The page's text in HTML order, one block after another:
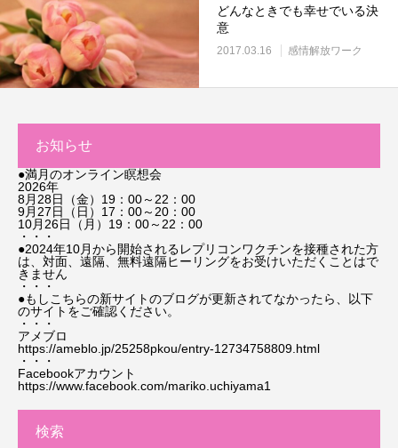
どんなときでも幸せでいる決
意
2017.03.16 感情解放ワーク
お知らせ
●満月のオンライン瞑想会
2026年
8月28日（金）19：00～22：00
9月27日（日）17：00～20：00
10月26日（月）19：00～22：00
・・・
●2024年10月から開始されるレプリコンワクチンを接種された方
は、対面、遠隔、無料遠隔ヒーリングをお受けいただくことはで
きません
・・・
●もしこちらの新サイトのブログが更新されてなかったら、以下
のサイトをご確認ください。
・・・
アメブロ
https://ameblo.jp/25258pkou/entry-12734758809.html
・・・
Facebookアカウント
https://www.facebook.com/mariko.uchiyama1
検索